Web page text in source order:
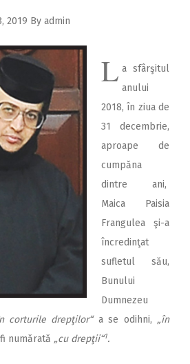
2019 By admin
L a sfârşitul
anului
2018, în ziua de
31 decembrie,
aproape de
cumpăna
dintre ani,
Maica Paisia
Frangulea şi-a
încredinţat
sufletul său,
Bunului
Dumnezeu
corturile drepţilor“ a se odihni, „în
numărată „cu drepţii“1.